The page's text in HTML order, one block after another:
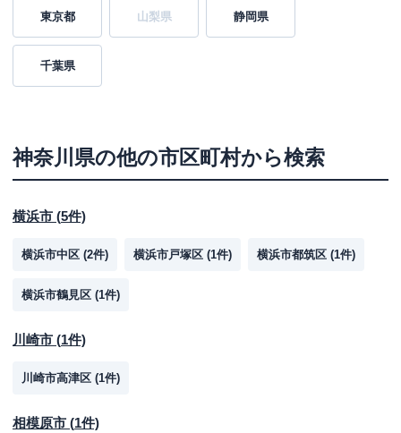
東京都 山梨県 静岡県
千葉県
神奈川県の他の市区町村から検索
横浜市 (5件)
横浜市中区 (2件) 横浜市戸塚区 (1件) 横浜市都筑区 (1件)
横浜市鶴見区 (1件)
川崎市 (1件)
川崎市高津区 (1件)
相模原市 (1件)